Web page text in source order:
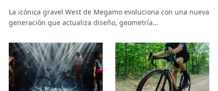
La icónica gravel West de Megamo evoluciona con una nueva
generación que actualiza diseño, geometría…